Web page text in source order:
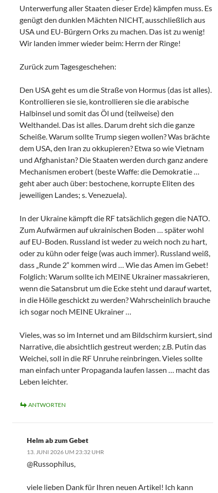
Unterwerfung aller Staaten dieser Erde) kämpfen muss. Es
genügt den dunklen Mächten NICHT, ausschließlich aus
USA und EU-Bürgern Orks zu machen. Das ist zu wenig!
Wir landen immer wieder beim: Herrn der Ringe!
Zurück zum Tagesgeschehen:
Den USA geht es um die Straße von Hormus (das ist alles).
Kontrollieren sie sie, kontrollieren sie die arabische
Halbinsel und somit das Öl und (teilweise) den
Welthandel. Das ist alles. Darum dreht sich die ganze
Scheiße. Warum sollte Trump siegen wollen? Was brächte
dem USA, den Iran zu okkupieren? Etwa so wie Vietnam
und Afghanistan? Die Staaten werden durch ganz andere
Mechanismen erobert (beste Waffe: die Demokratie …
geht aber auch über: bestochene, korrupte Eliten des
jeweiligen Landes; s. Venezuela).
In der Ukraine kämpft die RF tatsächlich gegen die NATO.
Zum Aufwärmen auf ukrainischen Boden … später wohl
auf EU-Boden. Russland ist weder zu weich noch zu hart,
oder zu kühn oder feige (was auch immer). Russland weiß,
dass „Runde 2“ kommen wird … Wie das Amen im Gebet!
Folglich: Warum sollte ich MEINE Ukrainer massakrieren,
wenn die Satansbrut um die Ecke steht und darauf wartet,
in die Hölle geschickt zu werden? Wahrscheinlich brauche
ich sogar noch MEINE Ukrainer …
Vieles, was so im Internet und am Bildschirm kursiert, sind
Narrative, die absichtlich gestreut werden; z.B. Putin das
Weichei, soll in die RF Unruhe reinbringen. Vieles sollte
man einfach unter Propaganda laufen lassen … macht das
Leben leichter.
ANTWORTEN
Helm ab zum Gebet
13. JUNI 2026 UM 23:32 UHR
@Russophilus,
viele lieben Dank für Ihren neuen Artikel! Ich kann